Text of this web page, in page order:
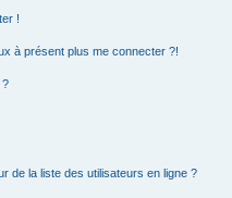
!
à présent plus me connecter ?!
?
de la liste des utilisateurs en ligne ?